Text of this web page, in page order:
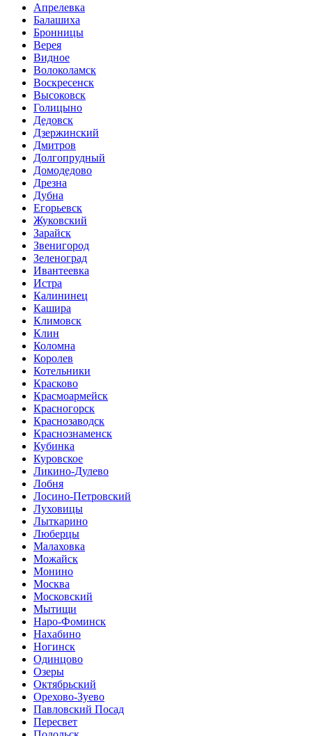
Апрелевка
Балашиха
Бронницы
Верея
Видное
Волоколамск
Воскресенск
Высоковск
Голицыно
Дедовск
Дзержинский
Дмитров
Долгопрудный
Домодедово
Дрезна
Дубна
Егорьевск
Жуковский
Зарайск
Звенигород
Зеленоград
Ивантеевка
Истра
Калининец
Кашира
Климовск
Клин
Коломна
Королев
Котельники
Красково
Красмоармейск
Красногорск
Краснозаводск
Краснознаменск
Кубинка
Куровское
Ликино-Дулево
Лобня
Лосино-Петровский
Луховицы
Лыткарино
Люберцы
Малаховка
Можайск
Монино
Москва
Московский
Мытищи
Наро-Фоминск
Нахабино
Ногинск
Одинцово
Озеры
Октябрьский
Орехово-Зуево
Павловский Посад
Пересвет